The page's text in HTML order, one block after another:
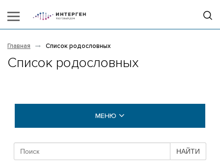
Главная Список родословных
Список родословных
МЕНЮ
НАЙТИ